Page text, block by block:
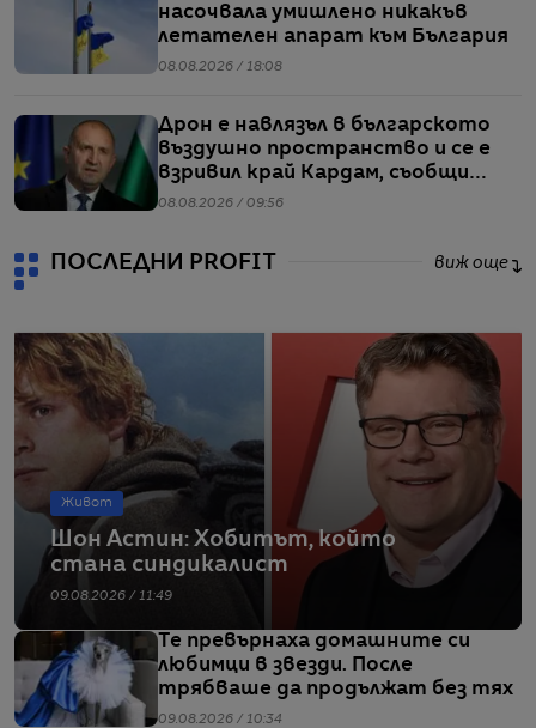
насочвала умишлено никакъв
летателен апарат към България
08.08.2026 / 18:08
Дрон е навлязъл в българското
въздушно пространство и се е
взривил край Кардам, съобщи
Радев
08.08.2026 / 09:56
ПОСЛЕДНИ PROFIT виж още
Живот
Шон Астин: Хобитът, който
стана синдикалист
09.08.2026 / 11:49
Те превърнаха домашните си
любимци в звезди. После
трябваше да продължат без тях
09.08.2026 / 10:34